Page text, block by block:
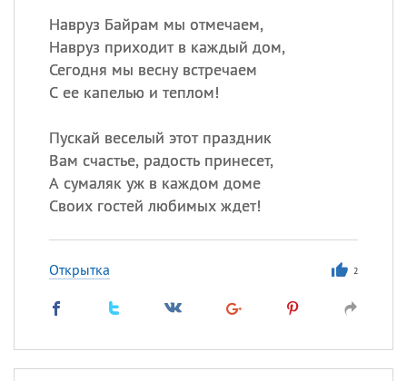
Навруз Байрам мы отмечаем,
Навруз приходит в каждый дом,
Сегодня мы весну встречаем
С ее капелью и теплом!
Пускай веселый этот праздник
Вам счастье, радость принесет,
А сумаляк уж в каждом доме
Своих гостей любимых ждет!
Открытка 2